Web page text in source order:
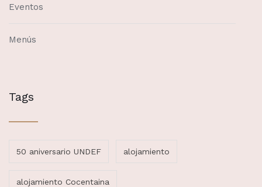
Eventos
Menús
Tags
50 aniversario UNDEF alojamiento
alojamiento Cocentaina